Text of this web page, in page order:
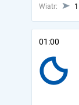
Wiatr:
01:00